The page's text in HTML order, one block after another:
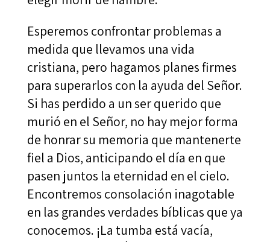
Esperemos confrontar problemas a
medida que llevamos una vida
cristiana, pero hagamos planes firmes
para superarlos con la ayuda del Señor.
Si has perdido a un ser querido que
murió en el Señor, no hay mejor forma
de honrar su memoria que mantenerte
fiel a Dios, anticipando el día en que
pasen juntos la eternidad en el cielo.
Encontremos consolación inagotable
en las grandes verdades bíblicas que ya
conocemos. ¡La tumba está vacía,